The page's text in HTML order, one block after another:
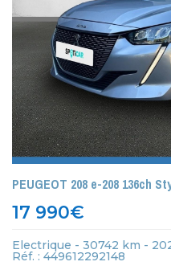
PEUGEOT 208 e-208 136ch
17 990€
Electrique - 30742 km -
Réf. : 449612292148